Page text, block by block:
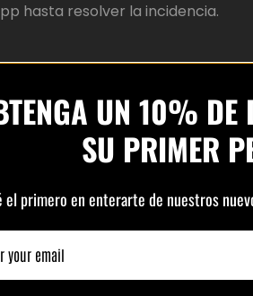
hasta resolver la incidencia.
se procesan en un plazo de
UN 10% DE
SU PRIMER
el primero en enterarte de nuestros